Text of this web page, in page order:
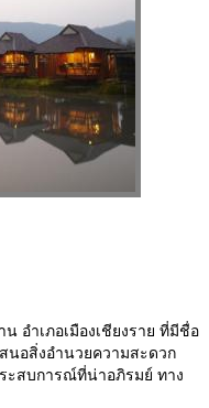
อำเภอเมืองเชียงราย ที่มีชื่อ
นอสิ่งอำนวยความสะดวก
ะสบการณ์ที่น่าอภิรมย์ ทาง